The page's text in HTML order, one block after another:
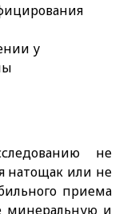
у
не
натощак или не
приема
минеральную и